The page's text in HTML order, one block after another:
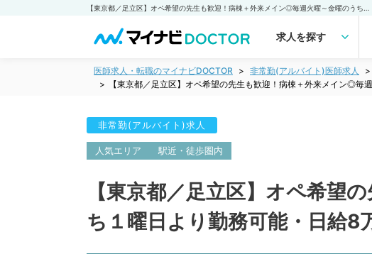
求人を探す
医師求人・転職のマイナビDOCTOR 非常勤(アルバイト)医師求人
【東京都／足立区】オペ希望の先生も歓迎！病棟＋外来メイン◎毎
非常勤(アルバイト)求人
人気エリア 駅近・徒歩圏内
【東京都／足立区】オペ希望
ち１曜日より勤務可能・日給8